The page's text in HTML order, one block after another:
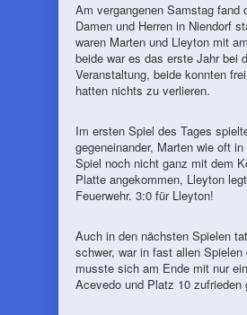
Am vergangenen Samstag fand
Damen und Herren in Niendorf
waren Marten und Lleyton mit
beide war es das erste Jahr bei
Veranstaltung, beide konnten
hatten nichts zu verlieren.
Im ersten Spiel des Tages
gegeneinander, Marten wie oft
Spiel noch nicht ganz mit dem
Platte angekommen, Lleyton
Feuerwehr. 3:0 für Lleyton!
Auch in den nächsten Spielen
schwer, war in fast allen Spielen
musste sich am Ende mit nur
Acevedo und Platz 10 zufrieden